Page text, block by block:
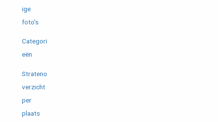
ige
foto's
Categori
eën
Strateno
verzicht
per
plaats